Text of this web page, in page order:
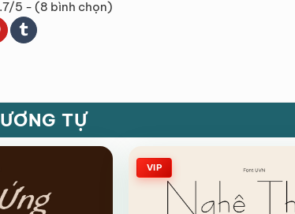
5 - (8 bình chọn)
TỰ
VIP